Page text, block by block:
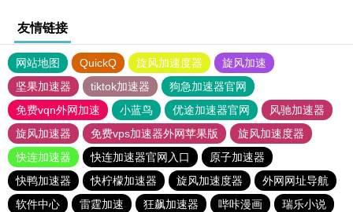
友情链接
网站地图 QuickQ 旋风加速度器
旋风加速
坚果加速器
tiktok加速器
狗急加速器官网
免费vqn外网加速
小蓝鸟 优途加速器官网
风驰加速器
旋风加速器
免费vps加速器外网苹果版
旋风加速度器
快连加速器
快连加速器官网入口
原子加速器
快鸭加速器
快柠檬加速器 旋风加速度器
外网网址导航
软件中心
雷霆加速 狂飙加速器 哔咔漫画
瑞乐小说